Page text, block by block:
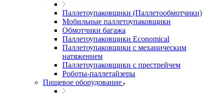
Паллетоупаковщики (Паллетообмотчики)
Мобильные паллетоупаковщики
Обмотчики багажа
Паллетоупаковщики Economical
Паллетоупаковщики с механическим
натяжением
Паллетоупаковщики с престрейчем
Роботы-паллетайзеры
Пищевое оборудование